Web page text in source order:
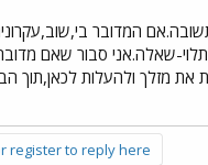
המדובר
תלוי-שאלה.אני סבור שאם
את מזלך ולהעלות לכאן,תוך
register to reply here.